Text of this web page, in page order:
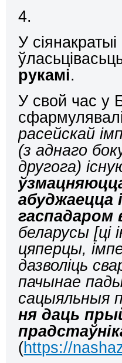
4.
У
рукамі.
У свой час у
расейскай
(з аднаго
другога)
абуджаецца
гаспадаром
беларусы
цяперцы,
дазволіць
пачынае
сацыяльныя
ня даць
(https://